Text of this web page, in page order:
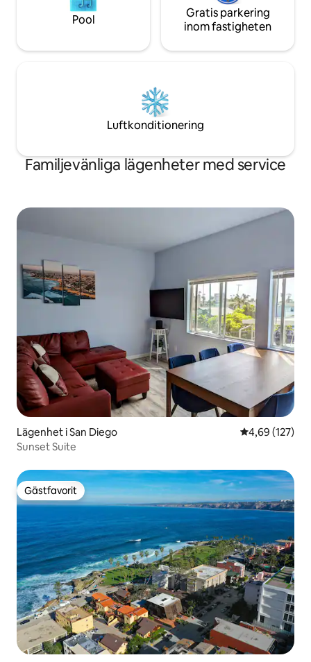
Pool
Gratis parkering
inom fastigheten
Luftkonditionering
Familjevänliga lägenheter med service
Lägenhet i San Diego 4,69 av 5 i
4,69 (127)
Sunset Suite
Gästfavorit
Gästfavorit